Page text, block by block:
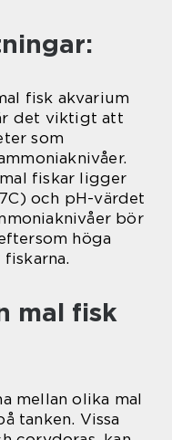
fisk akvarium
det viktigt att
som
fiskar ligger
och pH-värdet
bör
höga
mal fisk
mellan olika mal
tanken. Vissa